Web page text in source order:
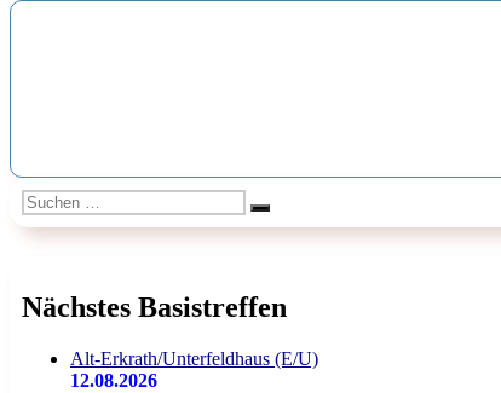
Suchen
nach:
Suchen
Nächstes Basistreffen
Alt-Erkrath/Unterfeldhaus (E/U)
12.08.2026